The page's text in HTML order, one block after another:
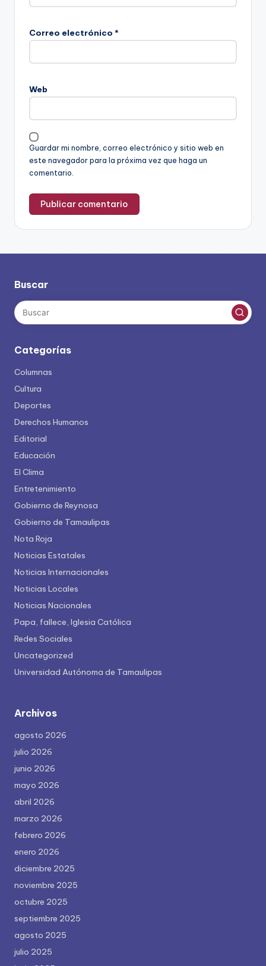
Correo electrónico *
Web
Guardar mi nombre, correo electrónico y sitio web en
este navegador para la próxima vez que haga un
comentario.
Buscar
Categorías
Columnas
Cultura
Deportes
Derechos Humanos
Editorial
Educación
El Clima
Entretenimiento
Gobierno de Reynosa
Gobierno de Tamaulipas
Nota Roja
Noticias Estatales
Noticias Internacionales
Noticias Locales
Noticias Nacionales
Papa, fallece, Iglesia Católica
Redes Sociales
Uncategorized
Universidad Autónoma de Tamaulipas
Archivos
agosto 2026
julio 2026
junio 2026
mayo 2026
abril 2026
marzo 2026
febrero 2026
enero 2026
diciembre 2025
noviembre 2025
octubre 2025
septiembre 2025
agosto 2025
julio 2025